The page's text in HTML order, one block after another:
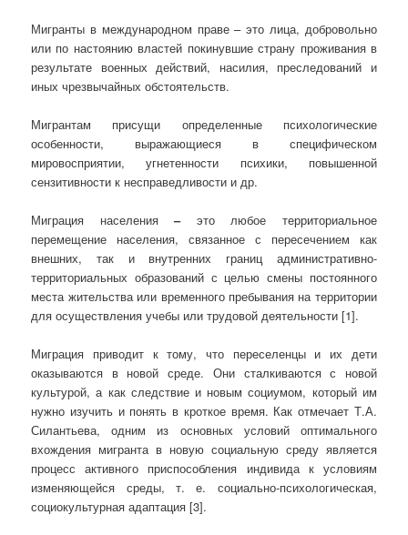
Мигранты в международном праве – это лица, добровольно
или по настоянию властей покинувшие страну проживания в
результате военных действий, насилия, преследований и
иных чрезвычайных обстоятельств.
Мигрантам присущи определенные психологические
особенности, выражающиеся в специфическом
мировосприятии, угнетенности психики, повышенной
сензитивности к несправедливости и др.
Миграция населения– это любое территориальное
перемещение населения, связанное с пересечением как
внешних, так и внутренних границ административно-
территориальных образований с целью смены постоянного
места жительства или временного пребывания на территории
для осуществления учебы или трудовой деятельности [1].
Миграция приводит к тому, что переселенцы и их дети
оказываются в новой среде. Они сталкиваются с новой
культурой, а как следствие и новым социумом, который им
нужно изучить и понять в кроткое время. Как отмечает Т.А.
Силантьева, одним из основных условий оптимального
вхождения мигранта в новую социальную среду является
процесс активного приспособления индивида к условиям
изменяющейся среды, т. е. социально-психологическая,
социокультурная адаптация [3].